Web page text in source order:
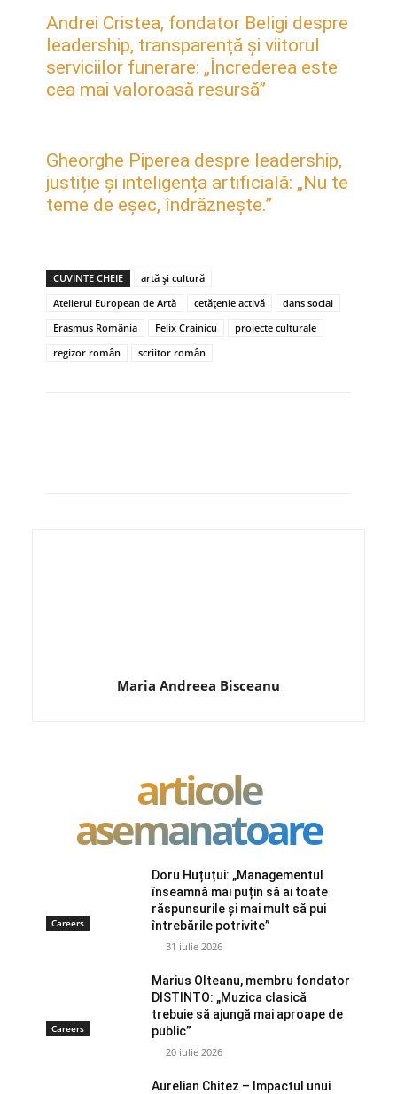
Andrei Cristea, fondator Beligi despre
leadership, transparență și viitorul
serviciilor funerare: „Încrederea este
cea mai valoroasă resursă”
Gheorghe Piperea despre leadership,
justiție și inteligența artificială: „Nu te
teme de eșec, îndrăznește.”
CUVINTE CHEIE
artă și cultură
Atelierul European de Artă
cetățenie activă
dans social
Erasmus România
Felix Crainicu
proiecte culturale
regizor român
scriitor român
Maria Andreea Bisceanu
articole
asemanatoare
Careers
Doru Huțuțui: „Managementul
înseamnă mai puțin să ai toate
răspunsurile și mai mult să pui
întrebările potrivite”
31 iulie 2026
Careers
Marius Olteanu, membru fondator
DISTINTO: „Muzica clasică
trebuie să ajungă mai aproape de
public”
20 iulie 2026
Aurelian Chitez – Impactul unui